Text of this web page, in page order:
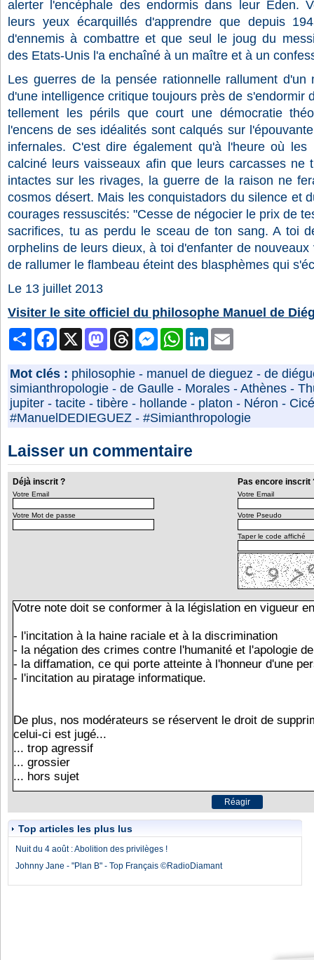
alerter l'encéphale des endormis dans leur Eden.
leurs yeux écarquillés d'apprendre que depuis
d'ennemis à combattre et que seul le joug du
des Etats-Unis l'a enchaîné à un maître et à un
Les guerres de la pensée rationnelle rallument d'un
d'une intelligence critique toujours près de s'endormir
tellement les périls que court une démocratie
l'encens de ses idéalités sont calqués sur
infernales. C'est dire également qu'à l'heure où les
calciné leurs vaisseaux afin que leurs carcasses ne
intactes sur les rivages, la guerre de la raison ne
cosmos désert. Mais les conquistadors du silence et
courages ressuscités: "Cesse de négocier le prix de
sacrifices, tu as perdu le sceau de ton sang. A toi
orphelins de leurs dieux, à toi d'enfanter de
de rallumer le flambeau éteint des blasphèmes qui
Le 13 juillet 2013
Visiter le site officiel du philosophe Manuel de
PartagerFacebook MastodonThreads MessengerWhatsAppLinkedIn
Mot clés : philosophie - manuel de dieguez - de
simianthropologie - de Gaulle - Morales - Athènes -
jupiter - tacite - tibère - hollande - platon - Néron -
#ManuelDEDIEGUEZ - #Simianthropologie
Laisser un commentaire
Déjà inscrit ? Pas encore inscrit
Votre Email
Votre Mot de passe
Votre Email
Votre Pseudo
Taper le code affiché
Top articles les plus lus
Nuit du 4 août : Abolition des privilèges !
Johnny Jane - "Plan B" - Top Français ©RadioDiamant